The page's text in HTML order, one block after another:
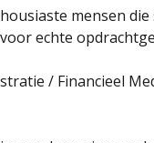
mensen
echte
/ Financieel